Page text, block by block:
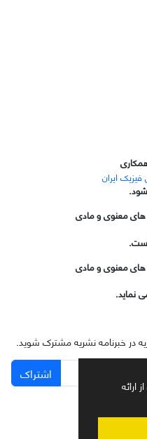
ارائه
های معنوی و مادی
های معنوی و مادی
نماید.
در خبرنامه نشریه مشترک شوید.
اشتراک